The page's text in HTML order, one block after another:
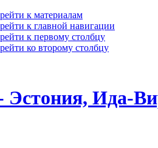
к материалам
к главной навигации
к первому столбцу
ко второму столбцу
Эстония, Ида-